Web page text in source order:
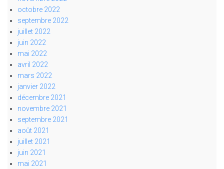
octobre 2022
septembre 2022
juillet 2022
juin 2022
mai 2022
avril 2022
mars 2022
janvier 2022
décembre 2021
novembre 2021
septembre 2021
août 2021
juillet 2021
juin 2021
mai 2021